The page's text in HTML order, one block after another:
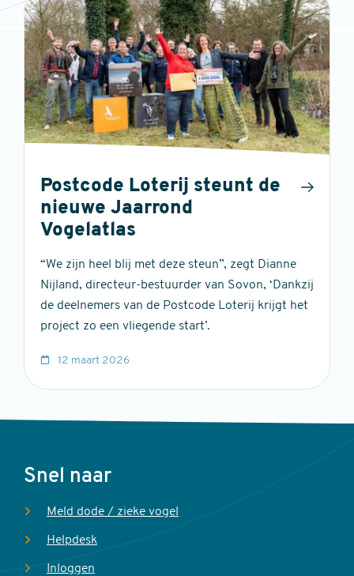
Postcode Loterij steunt de
nieuwe Jaarrond
Vogelatlas
“We zijn heel blij met deze steun”, zegt Dianne
Nijland, directeur-bestuurder van Sovon, ‘Dankzij
de deelnemers van de Postcode Loterij krijgt het
project zo een vliegende start’.
12 maart 2026
Voet
Snel naar
Meld dode / zieke vogel
Helpdesk
Inloggen